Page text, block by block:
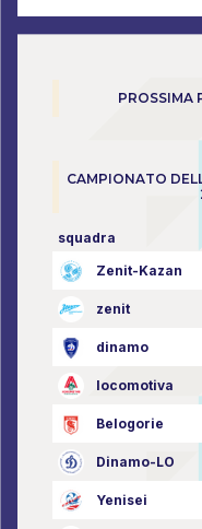
PROSSIMA
CAMPIONATO
squadra
Zenit-Kazan
zenit
dinamo
locomotiva
Belogorie
Dinamo-LO
Yenisei